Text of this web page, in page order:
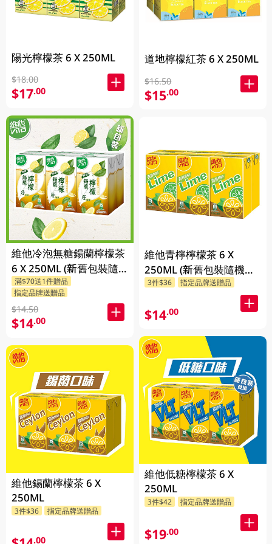
陽光檸檬茶 6 X 250ML
$18.00
$17.00
維他冷泡無糖鍚蘭檸檬茶
6 X 250ML (新舊包裝隨
機發貨)
滿$70送1件贈品
指定品牌送贈品
$14.50
$14.00
維他錫蘭檸檬茶 6 X
250ML
3件$36 指定品牌送贈品
.00
道地檸檬紅茶 6 X 250ML
$16.50
$15.00
維他青檸檸檬茶 6 X
250ML (新舊包裝隨機發
貨)
3件$36 指定品牌送贈品
$14.00
維他低糖檸檬茶 6 X
250ML
3件$42 指定品牌送贈品
$19.00